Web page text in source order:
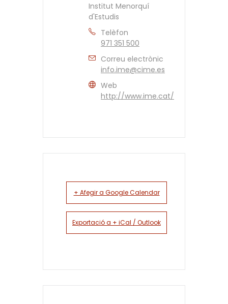
Institut Menorquí
d'Estudis
Telèfon
971 351 500
Correu electrònic
info.ime@cime.es
Web
http://www.ime.cat/
+ Afegir a Google Calendar
Exportació a + iCal / Outlook